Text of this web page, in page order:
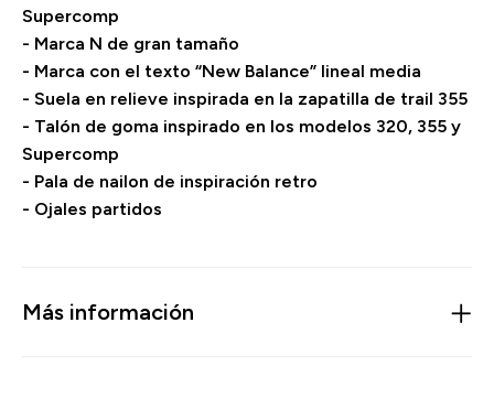
Supercomp
- Marca N de gran tamaño
- Marca con el texto “New Balance” lineal media
- Suela en relieve inspirada en la zapatilla de trail 355
- Talón de goma inspirado en los modelos 320, 355 y
Supercomp
- Pala de nailon de inspiración retro
- Ojales partidos
Más información